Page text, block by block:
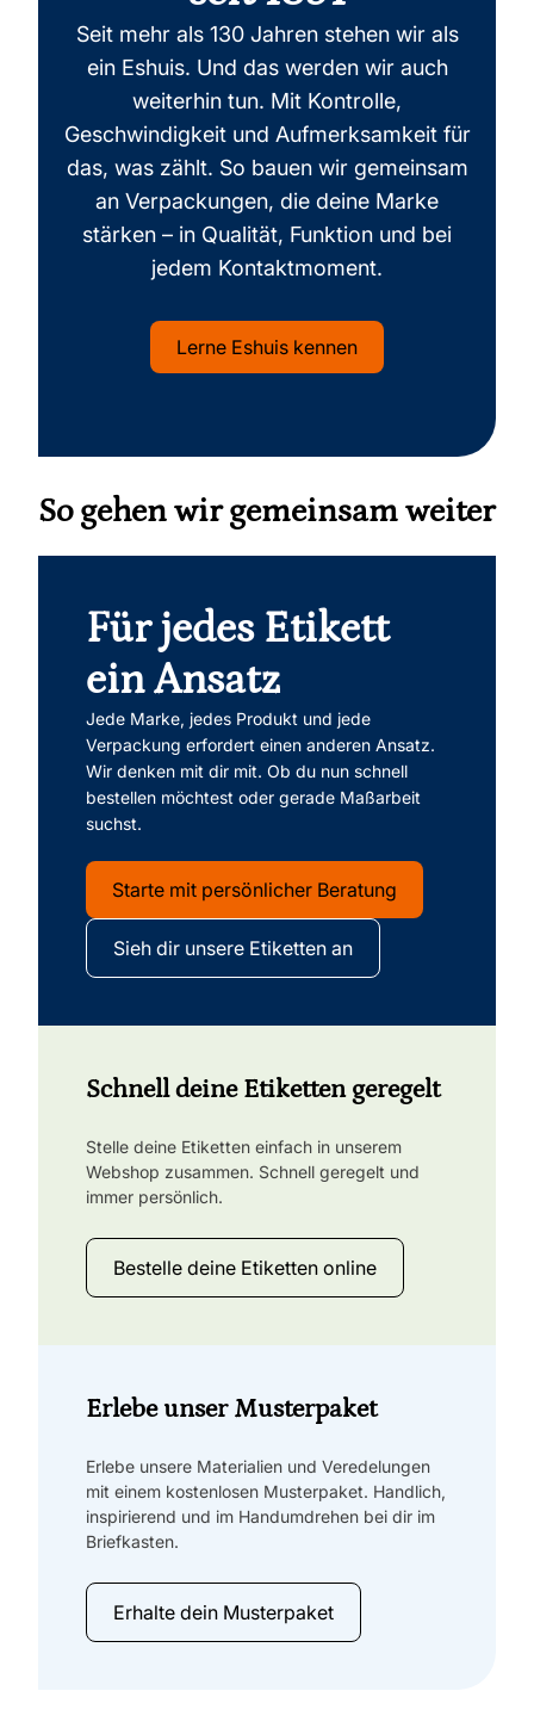
Seit mehr als 130 Jahren stehen wir als
ein Eshuis. Und das werden wir auch
weiterhin tun. Mit Kontrolle,
Geschwindigkeit und Aufmerksamkeit für
das, was zählt. So bauen wir gemeinsam
an Verpackungen, die deine Marke
stärken – in Qualität, Funktion und bei
jedem Kontaktmoment.
Lerne Eshuis kennen
So gehen wir gemeinsam weiter
Für jedes Etikett
ein Ansatz
Jede Marke, jedes Produkt und jede
Verpackung erfordert einen anderen Ansatz.
Wir denken mit dir mit. Ob du nun schnell
bestellen möchtest oder gerade Maßarbeit
suchst.
Starte mit persönlicher Beratung
Sieh dir unsere Etiketten an
Schnell deine Etiketten geregelt
Stelle deine Etiketten einfach in unserem
Webshop zusammen. Schnell geregelt und
immer persönlich.
Bestelle deine Etiketten online
Erlebe unser Musterpaket
Erlebe unsere Materialien und Veredelungen
mit einem kostenlosen Musterpaket. Handlich,
inspirierend und im Handumdrehen bei dir im
Briefkasten.
Erhalte dein Musterpaket